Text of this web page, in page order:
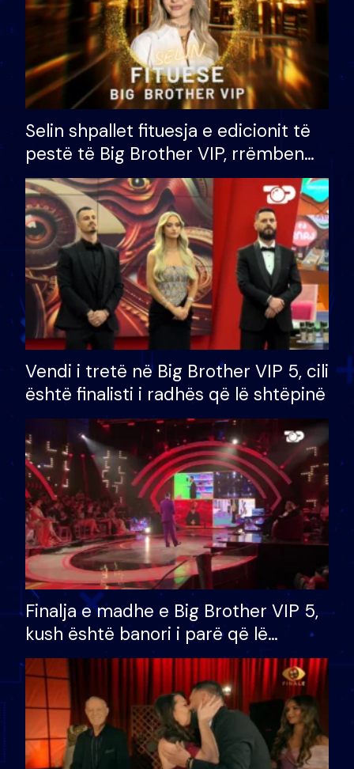
Selin shpallet fituesja e edicionit të
pestë të Big Brother VIP, rrëmben
çmimin e madh prej 100 mijë eurosh
Vendi i tretë në Big Brother VIP 5, cili
është finalisti i radhës që lë shtëpinë
Finalja e madhe e Big Brother VIP 5,
kush është banori i parë që lë
shtëpinë dhe humb mundësinë për
të fituar çmimin e madh